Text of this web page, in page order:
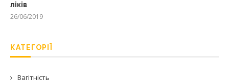
ліків
26/06/2019
КАТЕГОРІЇ
Вагітність